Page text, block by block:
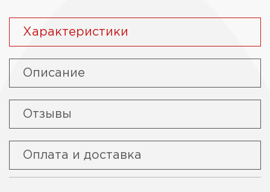
Характеристики
Описание
Отзывы
Оплата и доставка